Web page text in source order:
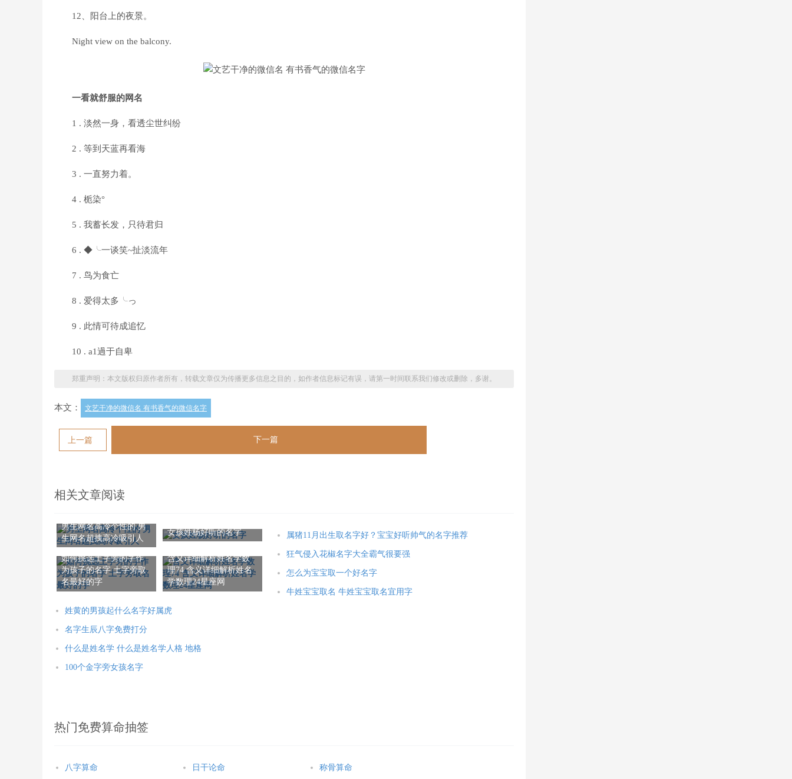
12、阳台上的夜景。
Night view on the balcony.
一看就舒服的网名
1 . 淡然一身，看透尘世纠纷
2 . 等到天蓝再看海
3 . 一直努力着。
4 . 栀染°
5 . 我蓄长发，只待君归
6 . ◆╰一谈笑~扯淡流年
7 . 鸟为食亡
8 . 爱得太多╰っ
9 . 此情可待成追忆
10 . a1過于自卑
郑重声明：本文版权归原作者所有，转载文章仅为传播更多信息之目的，如作者信息标记有误，请第一时间联系我们修改或删除，多谢。
本文： 文艺干净的微信名 有书香气的微信名字
上一篇 下一篇
相关文章阅读
男生网名高冷个性的 男
生网名超拽高冷吸引人
女孩姓杨好听的名字
如何挑选土字旁的字作
为孩子的名字 土字旁取
名最好的字
含义详细解析姓名学数
理74 含义详细解析姓名
学数理24星座网
属猪11月出生取名字好？宝宝好听帅气的名字推荐
狂气侵入花椒名字大全霸气很要强
怎么为宝宝取一个好名字
牛姓宝宝取名 牛姓宝宝取名宜用字
姓黄的男孩起什么名字好属虎
名字生辰八字免费打分
什么是姓名学 什么是姓名学人格 地格
100个金字旁女孩名字
热门免费算命抽签
八字算命 日干论命 称骨算命